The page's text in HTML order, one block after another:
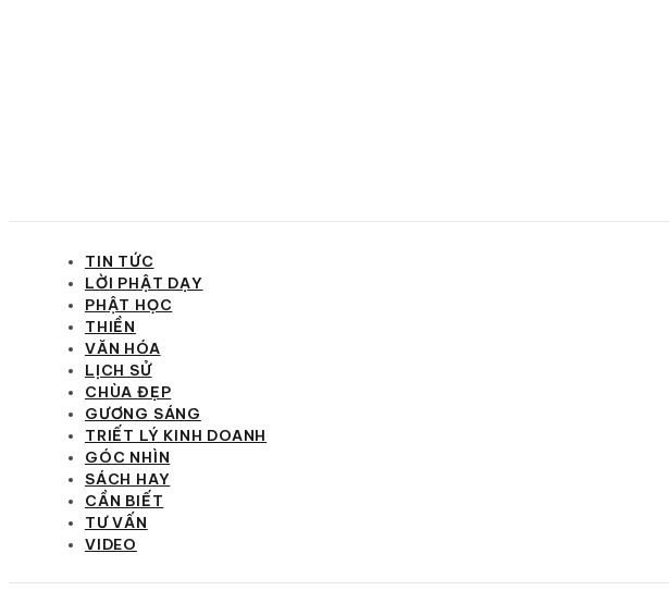
TIN TỨC
LỜI PHẬT DẠY
PHẬT HỌC
THIỀN
VĂN HÓA
LỊCH SỬ
CHÙA ĐẸP
GƯƠNG SÁNG
TRIẾT LÝ KINH DOANH
GÓC NHÌN
SÁCH HAY
CẦN BIẾT
TƯ VẤN
VIDEO